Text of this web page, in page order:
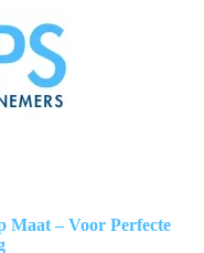
Maat – Voor Perfecte